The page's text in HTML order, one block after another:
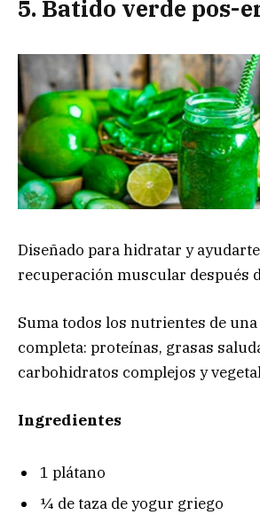
5. Batido verde pos-
Diseñado para hidratar y
recuperación muscular después
Suma todos los nutrientes de
completa: proteínas, grasas
carbohidratos complejos y
Ingredientes
1 plátano
¼ de taza de yogur griego